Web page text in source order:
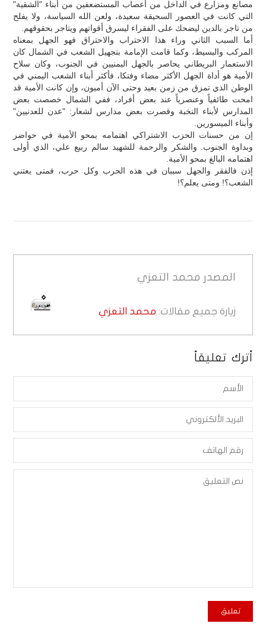
مصانع ومزارع في الداخل من أعصاب المستضعفين من أبناء "الشقية"
التي كانت في العصور السحيقة سعيدة، ولعن الله السياسة، ولا يفلح
من تاجر بالدين ليضحك على الفقراء ليسرق أقواتهم ويتاجر بحقوقهم.
أما السبب الثاني وراء هذا الاحتراب والاحتراق فهو الجهل بمعناه
المركب والبسيط، وكما قامت الإمامة بتجهيل الشعب في الشمال كان
الاستعمار البريطاني يحاصر بالجهل اليمنيين في الجنوب، وكان سلاح
الأمية هو أداة الجهل الأكثر مضاء وفتكا، فأكثر أبناء الشعب اليمني في
الوطن الذي تمزق من زمن بعيد وحتى الآن أميون، وإن كانت الأمية قد
امحت طائفياً وعنصرياً عند بعض أفراد، ففي الشمال خصصت بعض
المدارس لأبناء النخبة وقصرت بعض مدارس لشعار: "عدن للعدنيين"
وأبناء الميسورين.
إن من حسنات الحزب الاشتراكي اهتمامه بمحو الأمية في حواضر
وبداوة الجنوب. والشكر والرحمة للشهيد سالم ربيع علي، الذي أولى
اهتمامه البالغ بمحو الأمية.
إذن فالفقر والجهل سببان في هذه الحرب وكل حرب، فمتى يعتني
الشعب؟! ومتى يعلم؟!
المصدر محمد التعزي
زيارة جميع مقالات: محمد التعزي
أترك تعليقاً